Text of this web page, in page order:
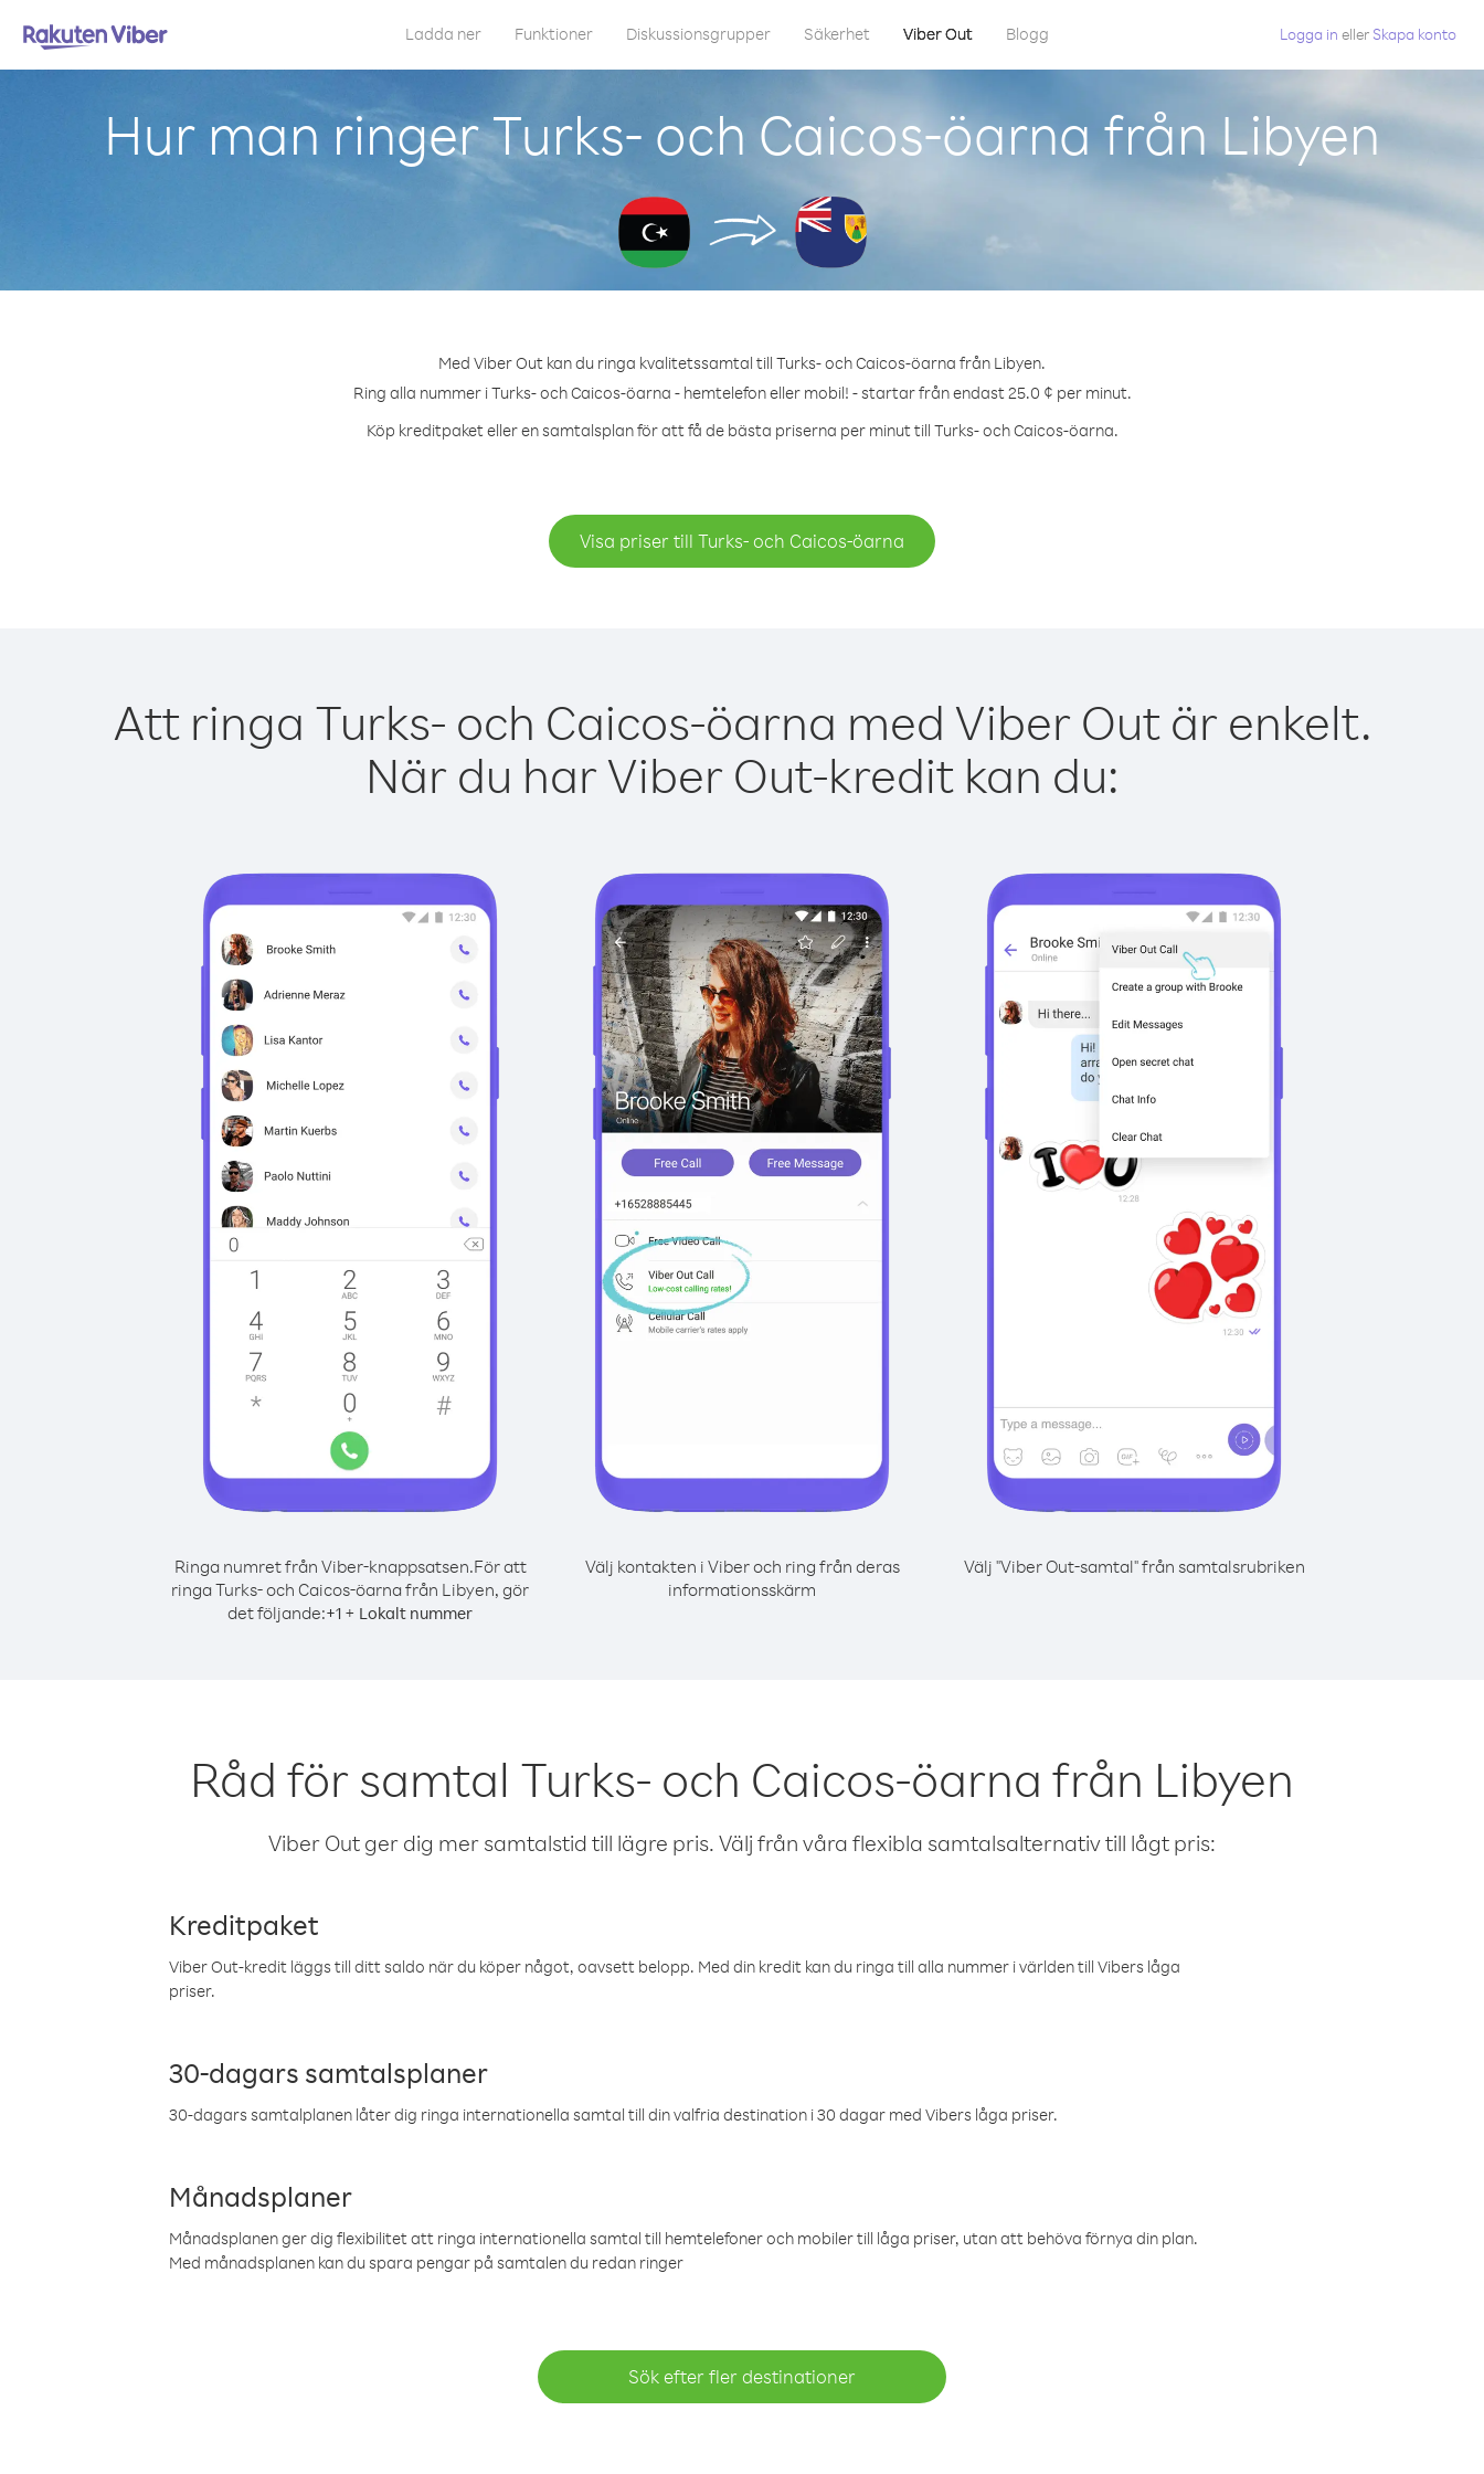
Ladda ner Funktioner Diskussionsgrupper Säkerhet Viber Out Blogg Logga in eller Skapa konto
Hur man ringer Turks- och Caicos-öarna från Libyen
Med Viber Out kan du ringa kvalitetssamtal till Turks- och Caicos-öarna från Libyen.
Ring alla nummer i Turks- och Caicos-öarna - hemtelefon eller mobil! - startar från endast 25.0 ¢ per minut.
Köp kreditpaket eller en samtalsplan för att få de bästa priserna per minut till Turks- och Caicos-öarna.
Visa priser till Turks- och Caicos-öarna
Att ringa Turks- och Caicos-öarna med Viber Out är enkelt.
När du har Viber Out-kredit kan du:
Ringa numret från Viber-knappsatsen.För att
ringa Turks- och Caicos-öarna från Libyen, gör
det följande:+1 + Lokalt nummer
Välj kontakten i Viber och ring från deras
informationsskärm
Välj "Viber Out-samtal" från samtalsrubriken
Råd för samtal Turks- och Caicos-öarna från Libyen
Viber Out ger dig mer samtalstid till lägre pris. Välj från våra flexibla samtalsalternativ till lågt pris:
Kreditpaket
Viber Out-kredit läggs till ditt saldo när du köper något, oavsett belopp. Med din kredit kan du ringa till alla nummer i världen till Vibers låga
priser.
30-dagars samtalsplaner
30-dagars samtalplanen låter dig ringa internationella samtal till din valfria destination i 30 dagar med Vibers låga priser.
Månadsplaner
Månadsplanen ger dig flexibilitet att ringa internationella samtal till hemtelefoner och mobiler till låga priser, utan att behöva förnya din plan.
Med månadsplanen kan du spara pengar på samtalen du redan ringer
Sök efter fler destinationer